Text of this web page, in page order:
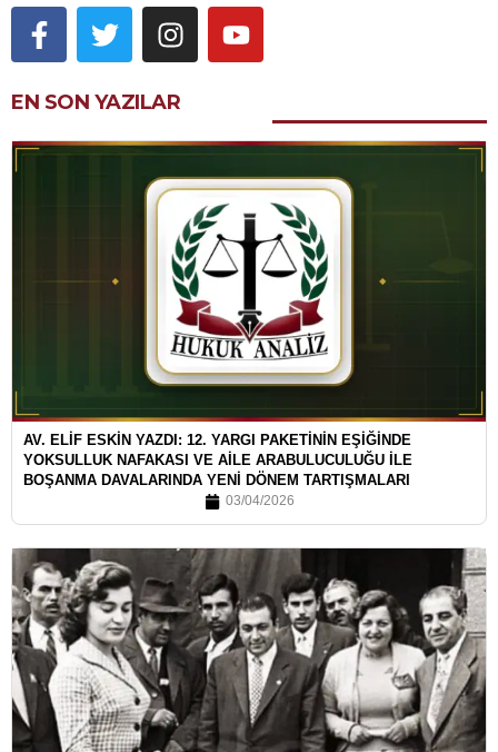
EN SON YAZILAR
AV. ELİF ESKİN YAZDI: 12. YARGI PAKETİNİN EŞİĞİNDE
YOKSULLUK NAFAKASI VE AİLE ARABULUCULUĞU İLE
BOŞANMA DAVALARINDA YENİ DÖNEM TARTIŞMALARI
03/04/2026